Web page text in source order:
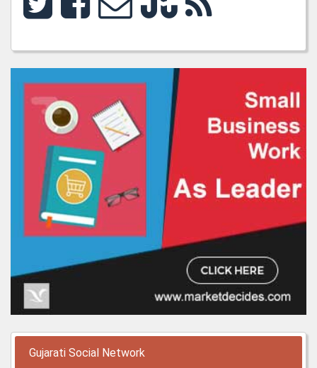
Gujarati Social Network